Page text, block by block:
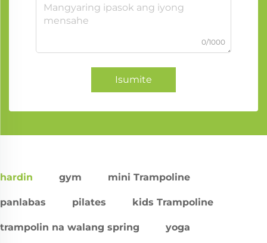
0/1000
Isumite
hardin gym mini Trampoline
panlabas pilates kids Trampoline
trampolin na walang spring yoga